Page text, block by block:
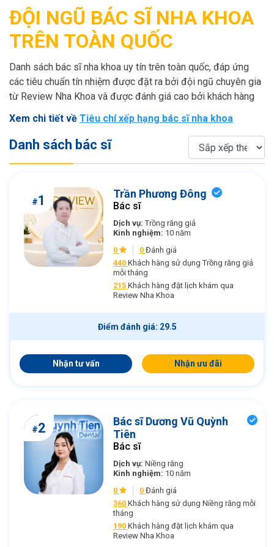
ĐỘI NGŨ BÁC SĨ NHA KHOA
TRÊN TOÀN QUỐC
Danh sách bác sĩ nha khoa uy tín trên toàn quốc, đáp ứng
các tiêu chuẩn tín nhiệm được đặt ra bởi đội ngũ chuyên gia
từ Review Nha Khoa và được đánh giá cao bởi khách hàng
Xem chi tiết về Tiêu chí xếp hạng bác sĩ nha khoa
Danh sách bác sĩ
#1 Trần Phương Đông
Bác sĩ
Dịch vụ:Trồng răng giả
Kinh nghiệm: 10 năm
0
0 Đánh giá
440 Khách hàng sử dụng Trồng răng giả
mỗi tháng
215 Khách hàng đặt lịch khám qua
Review Nha Khoa
Điểm đánh giá: 29.5
Nhận tư vấn Nhận ưu đãi
#2
Bác sĩ Dương Vũ Quỳnh
Tiên
Bác sĩ
Dịch vụ: Niềng răng
Kinh nghiệm: 10 năm
0
0 Đánh giá
360 Khách hàng sử dụng Niềng răng mỗi
tháng
190 Khách hàng đặt lịch khám qua
Review Nha Khoa